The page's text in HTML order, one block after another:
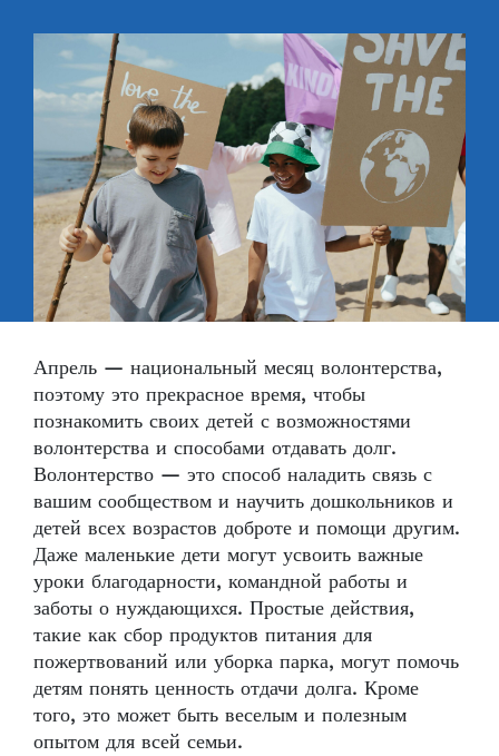
Апрель — национальный месяц волонтерства,
поэтому это прекрасное время, чтобы
познакомить своих детей с возможностями
волонтерства и способами отдавать долг.
Волонтерство — это способ наладить связь с
вашим сообществом и научить дошкольников и
детей всех возрастов доброте и помощи другим.
Даже маленькие дети могут усвоить важные
уроки благодарности, командной работы и
заботы о нуждающихся. Простые действия,
такие как сбор продуктов питания для
пожертвований или уборка парка, могут помочь
детям понять ценность отдачи долга. Кроме
того, это может быть веселым и полезным
опытом для всей семьи.